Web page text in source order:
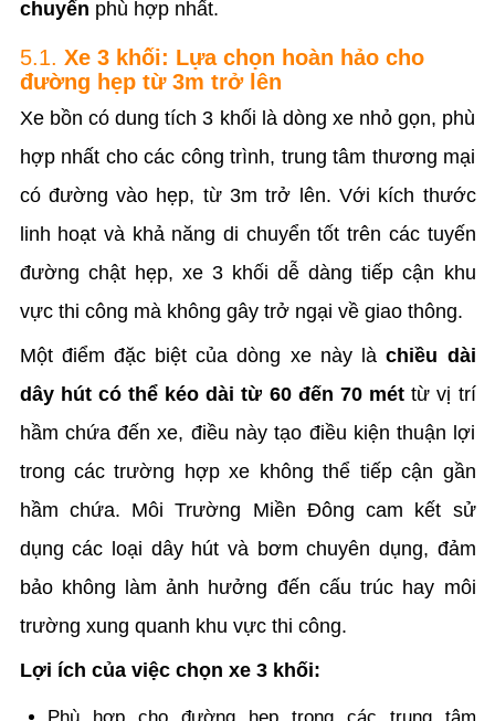
chuyển phù hợp nhất.
5.1. Xe 3 khối: Lựa chọn hoàn hảo cho
đường hẹp từ 3m trở lên
Xe bồn có dung tích 3 khối là dòng xe nhỏ gọn, phù
hợp nhất cho các công trình, trung tâm thương mại
có đường vào hẹp, từ 3m trở lên. Với kích thước
linh hoạt và khả năng di chuyển tốt trên các tuyến
đường chật hẹp, xe 3 khối dễ dàng tiếp cận khu
vực thi công mà không gây trở ngại về giao thông.
Một điểm đặc biệt của dòng xe này làchiều dài
dây hút có thể kéo dài từ 60 đến 70 mét từ vị trí
hầm chứa đến xe, điều này tạo điều kiện thuận lợi
trong các trường hợp xe không thể tiếp cận gần
hầm chứa. Môi Trường Miền Đông cam kết sử
dụng các loại dây hút và bơm chuyên dụng, đảm
bảo không làm ảnh hưởng đến cấu trúc hay môi
trường xung quanh khu vực thi công.
Lợi ích của việc chọn xe 3 khối: